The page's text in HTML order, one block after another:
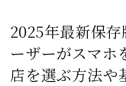
2025年最新保
ーザーがスマホ
店を選ぶ方法や